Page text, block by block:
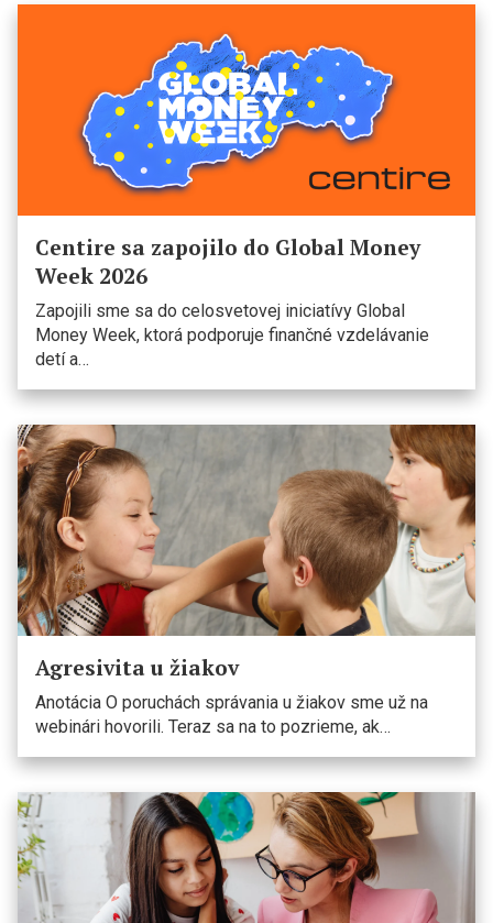
Centire sa zapojilo do Global Money
Week 2026
Zapojili sme sa do celosvetovej iniciatívy Global
Money Week, ktorá podporuje finančné vzdelávanie
detí a…
Agresivita u žiakov
Anotácia O poruchách správania u žiakov sme už na
webinári hovorili. Teraz sa na to pozrieme, ak…